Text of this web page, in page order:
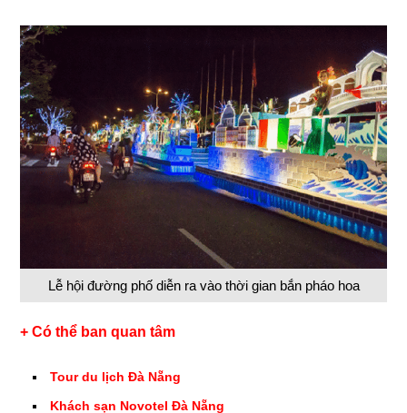
Lễ hội đường phố diễn ra vào thời gian bắn pháo hoa
+ Có thể ban quan tâm
Tour du lịch Đà Nẵng
Khách sạn Novotel Đà Nẵng